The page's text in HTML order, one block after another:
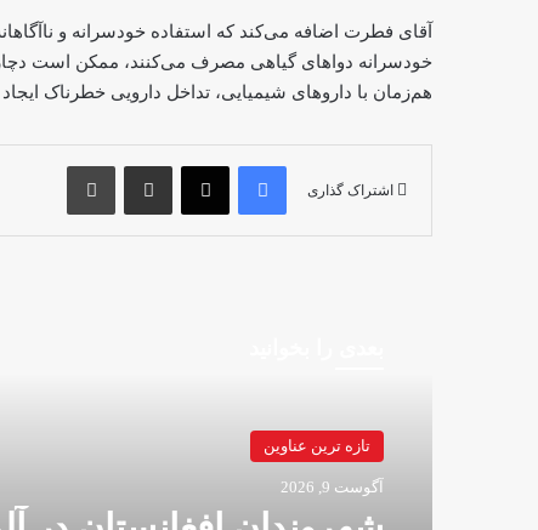
آقای فطرت اضافه می‌کند که استفاده خودسرانه و
خودسرانه دواهای گیاهی مصرف می‌کنند، ممکن است
هم‌زمان با داروهای شیمیایی، تداخل دارویی خطرناک
اشتراک گذاری
فیس بوک X اشتراک گذاری از طریق ایمیل چاپ
تازه ترین عناوین
آگوست 9, 2026